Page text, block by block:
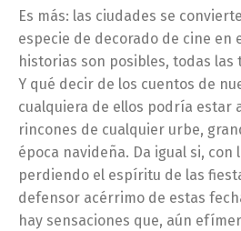
Es más: las ciudades se
especie de decorado de cine en
historias son posibles, todas
Y qué decir de los cuentos de
cualquiera de ellos podría estar
rincones de cualquier urbe,
época navideña. Da igual si, con
perdiendo el espíritu de las
defensor acérrimo de estas
hay sensaciones que, aún